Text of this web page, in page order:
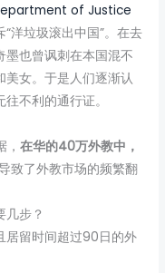
of Justice
洋垃圾滚出中国”。在去
墨也曾讽刺在本国混不
美女。于是人们逐渐认
不利的通行证。
，在华的40万外教中，
致了外教市场的频繁翻
步？
居留时间超过90日的外